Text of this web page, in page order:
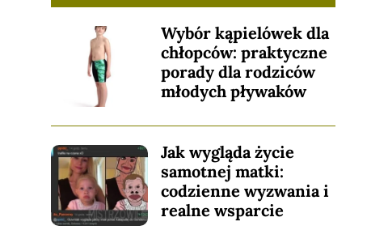
Wybór kąpielówek dla
chłopców: praktyczne
porady dla rodziców
młodych pływaków
Jak wygląda życie
samotnej matki:
codzienne wyzwania i
realne wsparcie